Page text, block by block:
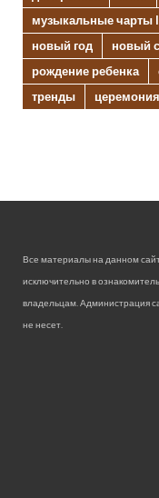
музыкальные чарты
новый год
новый
рождение ребенка
тренды
Все материалы на данном
исключительно в
владельцам. Администрация
не несет.